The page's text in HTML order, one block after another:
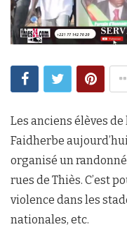
Les anciens élèves
Faidherbe
organisé un
rues de Thiès. C’est
violence dans les
nationales, etc.